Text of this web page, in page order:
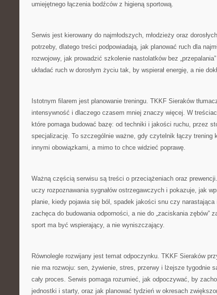
umiejętnego łączenia bodźców z higieną sportową.
Serwis jest kierowany do najmłodszych, młodzieży oraz
potrzeby, dlatego treści podpowiadają, jak planować ruch dla
rozwojowy, jak prowadzić szkolenie nastolatków bez
układać ruch w dorosłym życiu tak, by wspierał energię, a nie
Istotnym filarem jest planowanie treningu. TKKF Sieraków
intensywność i dlaczego czasem mniej znaczy więcej. W
które pomaga budować bazę: od techniki i jakości ruchu, przez
specjalizację. To szczególnie ważne, gdy czytelnik łączy trening
innymi obowiązkami, a mimo to chce widzieć poprawę.
Ważną częścią serwisu są treści o przeciążeniach oraz
uczy rozpoznawania sygnałów ostrzegawczych i pokazuje, jak
planie, kiedy pojawia się ból, spadek jakości snu czy narastająca
zachęca do budowania odporności, a nie do „zaciskania zębów”
sport ma być wspierający, a nie wyniszczający.
Równolegle rozwijany jest temat odpoczynku. TKKF Sieraków
nie ma rozwoju: sen, żywienie, stres, przerwy i lżejsze tygodnie
cały proces. Serwis pomaga rozumieć, jak odpoczywać, by
jednostki i starty, oraz jak planować tydzień w okresach